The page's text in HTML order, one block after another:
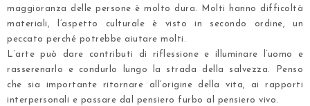
maggioranza delle persone è molto dura. Molti hanno difficoltà
materiali, l’aspetto culturale è visto in secondo ordine, un
peccato perché potrebbe aiutare molti.
L’arte può dare contributi di riflessione e illuminare l’uomo e
rasserenarlo e condurlo lungo la strada della salvezza. Penso
che sia importante ritornare all’origine della vita, ai rapporti
interpersonali e passare dal pensiero furbo al pensiero vivo.